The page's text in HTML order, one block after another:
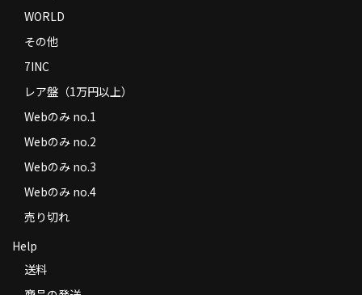
WORLD
その他
7INC
レア盤（1万円以上）
Webのみ no.1
Webのみ no.2
Webのみ no.3
Webのみ no.4
売り切れ
Help
送料